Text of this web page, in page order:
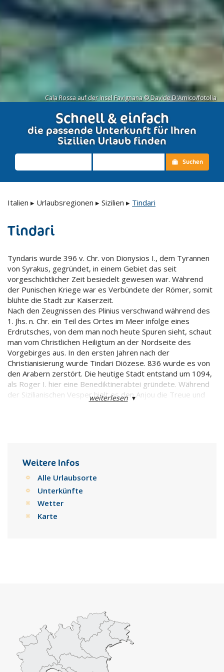
Cala Rossa auf der Insel Favignana © Davide D'Amico/fotolia
Schnell & einfach
die passende Unterkunft für Ihren
Sizilien Urlaub finden
Suchen
Italien ▸ Urlaubsregionen ▸ Sizilien ▸ Tindari
Tindari
Tyndaris wurde 396 v. Chr. von Dionysios I., dem Tyrannen
von Syrakus, gegründet, in einem Gebiet das seit
vorgeschichtlicher Zeit besiedelt gewesen war. Während
der Punischen Kriege war es Verbündete der Römer, somit
blühte die Stadt zur Kaiserzeit.
Nach den Zeugnissen des Plinius verschwand während des
1. Jhs. n. Chr. ein Teil des Ortes im Meer infolge eines
Erdrutsches, von dem man noch heute Spuren sieht, schaut
man vom Christlichen Heiligtum an der Nordseite des
Vorgebirges aus. In den ersten Jahren nach der
Christianisierung wurde Tindari Diözese. 836 wurde es von
den Arabern zerstört. Die heutige Stadt entstand um 1094,
als Roger I. hier eine Benediktinerabtei gründete. Während
der Sizilianischen Vesper hielt es den Anjou die Treue und
Kommt man nach Tindari, trifft man zuerst auf das christliche
Vorgebirge erhebt und eine Konstruktion des 20. Jhs. ist.
Die Statue der Schwarzen Madonna, orientalischen
Ursprungs, erfährt die Anbetung vieler Gläubiger.
Von der großen Piazza des Heiligtums aus, hat man einen
angezogen, das in römischer Zeit verändert wurde (runde
Orchestra, etc.). Das Theater befindet sich in dominanter
Lage, sehr schön ist das Meer, das den Hintergrund der
Szene bildet. Während der Sommermonate ist das Theater
für Schauspiele aller Arten in Betrieb.
weiterlesen▾
Weitere Infos
Alle Urlaubsorte
Unterkünfte
Wetter
Karte